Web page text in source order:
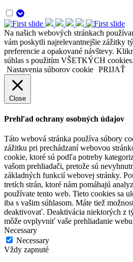
Na našich webových stránkach
vám poskytli najrelevantnejšie zážitky
preferencie a opakované návštevy.
súhlas s použitím VŠETKÝCH cookies.
Nastavenia súborov cookie PRIJAŤ
Close
Prehľad ochrany osobných údajov
Táto webová stránka používa súbory
zážitku pri prechádzaní webovou
cookie, ktoré sú podľa potreby
vašom prehliadači, pretože sú
základných funkcií webovej stránky.
tretích strán, ktoré nám pomáhajú
používate tento web. Tieto cookies sa
iba s vašim súhlasom. Máte tiež
deaktivovať. Deaktivácia niektorých z
môže ovplyvniť vaše prehliadanie
Necessary
Necessary
Vždy zapnuté